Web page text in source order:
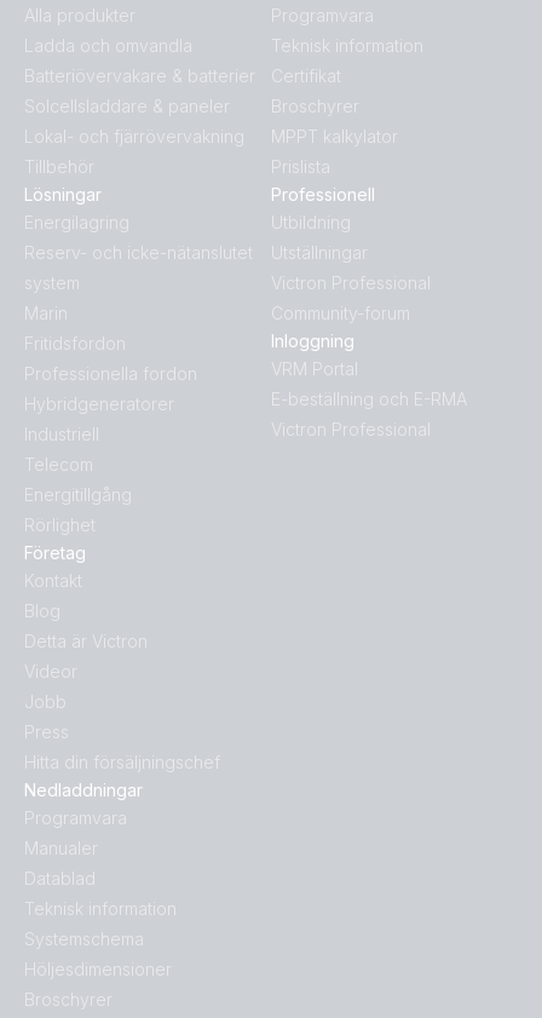
Alla produkter
Ladda och omvandla
Batteriövervakare & batterier
Solcellsladdare & paneler
Lokal- och fjärrövervakning
Tillbehör
Nedladdningar
Programvara
Manualer
Datablad
Teknisk information
Systemschema
Höljesdimensioner
Broschyrer
Lösningar
Energilagring
Reserv- och icke-nätanslutet
system
Marin
Fritidsfordon
Professionella fordon
Hybridgeneratorer
Industriell
Telecom
Energitillgång
Rörlighet
Företag
Kontakt
Blog
Detta är Victron
Videor
Jobb
Press
Hitta din försäljningschef
Programvara
Teknisk information
Certifikat
Broschyrer
MPPT kalkylator
Prislista
Professionell
Utbildning
Utställningar
Victron Professional
Community-forum
Inloggning
VRM Portal
E-beställning och E-RMA
Victron Professional